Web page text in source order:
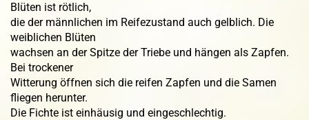
Blüten ist rötlich,
die der männlichen im Reifezustand auch gelblich. Die
weiblichen Blüten
wachsen an der Spitze der Triebe und hängen als Zapfen.
Bei trockener
Witterung öffnen sich die reifen Zapfen und die Samen
fliegen herunter.
Die Fichte ist einhäusig und eingeschlechtig.